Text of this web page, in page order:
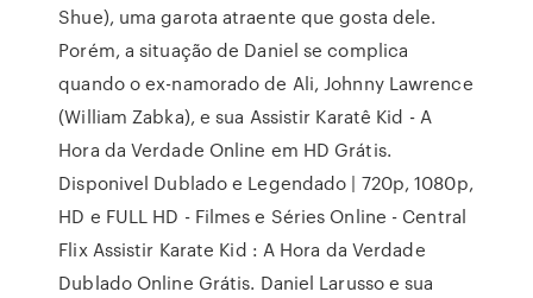
Shue), uma garota atraente que gosta dele.
Porém, a situação de Daniel se complica
quando o ex-namorado de Ali, Johnny Lawrence
(William Zabka), e sua Assistir Karatê Kid - A
Hora da Verdade Online em HD Grátis.
Disponivel Dublado e Legendado | 720p, 1080p,
HD e FULL HD - Filmes e Séries Online - Central
Flix Assistir Karate Kid : A Hora da Verdade
Dublado Online Grátis. Daniel Larusso e sua